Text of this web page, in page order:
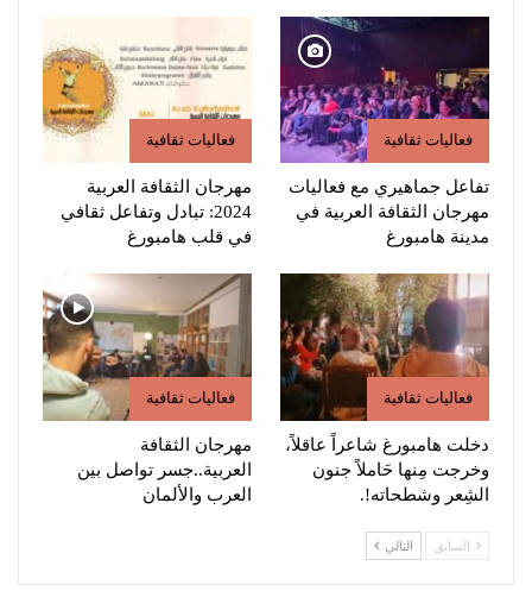
فعاليات ثقافية
تفاعل جماهيري مع فعاليات
مهرجان الثقافة العربية في
مدينة هامبورغ
فعاليات ثقافية
مهرجان الثقافة العربية
2024: تبادل وتفاعل ثقافي
في قلب هامبورغ
فعاليات ثقافية
دخلت هامبورغ شاعراً عاقلاً،
وخرجت مِنها حَاملاً جنون
الشِعر وشطحاته!.
فعاليات ثقافية
مهرجان الثقافة
العربية..جسر تواصل بين
العرب والألمان
السابق التالي